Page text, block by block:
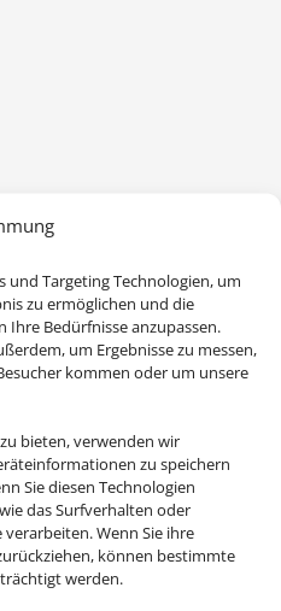
und Targeting Technologien, um
zu ermöglichen und die
Ihre Bedürfnisse anzupassen.
um Ergebnisse zu messen,
kommen oder um unsere
bieten, verwenden wir
zu speichern
Sie diesen Technologien
das Surfverhalten oder
Wenn Sie ihre
können bestimmte
werden.